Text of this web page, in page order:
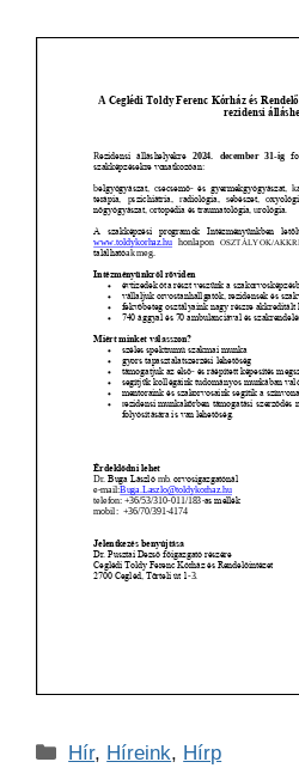
Kategória
Hír, Híreink, Hírp